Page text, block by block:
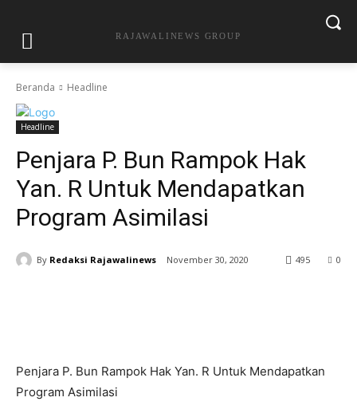
RAJAWALINEWS GROUP
Beranda Headline
Headline
Penjara P. Bun Rampok Hak
Yan. R Untuk Mendapatkan
Program Asimilasi
By Redaksi Rajawalinews November 30, 2020 0
495
Penjara P. Bun Rampok Hak Yan. R Untuk Mendapatkan
Program Asimilasi